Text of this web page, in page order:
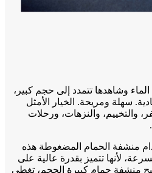
وشاهدها تتمدد إلى حجم كبير،
سهلة ومريحة. الخيار الأمثل
والتخييم، والنزهات، ورحلات
منشفة الحمام المضغوطة هذه
لأنها تتميز بقدرة عالية على
منشفة حمام كبيرة الحجم، تغطي